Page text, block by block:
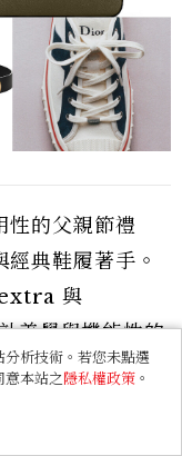
性的父親節禮
典鞋履著手。
與
美學與機能性的
差或週末休閒，
析技術。若您未點選
意本站之隱私權政策 。